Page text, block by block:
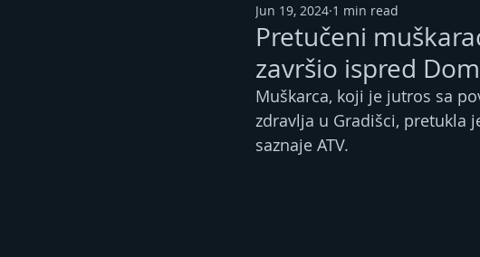
Pretučeni
završio ispred
Jun 19, 2024 1 min read
Muškarca, koji je jutros sa
zdravlja u Gradišci, pretukla
saznaje ATV.